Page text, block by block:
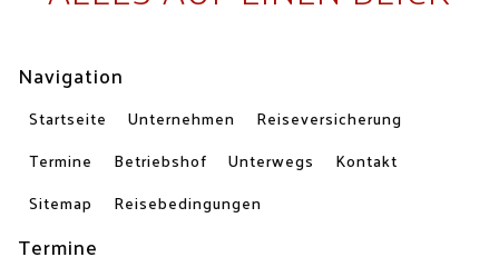
Navigation
Startseite Unternehmen
Reiseversicherung
Termine
Betriebshof Unterwegs
Kontakt
Sitemap
Reisebedingungen
Termine